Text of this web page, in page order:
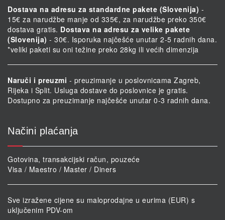
Dostava na adresu za standardne pakete (Slovenija) -
15€ za narudžbe manje od 335€, za narudžbe preko 350€
dostava gratis. Dostava na adresu za velike pakete
(Slovenija) - 30€. Isporuka najčešće unutar 2-5 radnih dana.
*veliki paketi su oni težine preko 28kg ili većih dimenzija
Naruči i preuzmi - preuzimanje u poslovnicama Zagreb,
Rijeka i Split. Usluga dostave do poslovnice je gratis.
Dostupno za preuzimanje najčešće unutar 0-3 radnih dana.
Načini plaćanja
Gotovina, transakcijski račun, pouzeće
Visa / Maestro / Master / Diners
Sve izražene cijene su maloprodajne u eurima (EUR) s
uključenim PDV-om